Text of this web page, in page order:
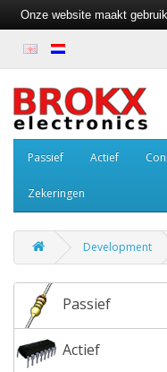
Passief Actief
Zekeringen
Development
Passief
Actief
Onze website maakt